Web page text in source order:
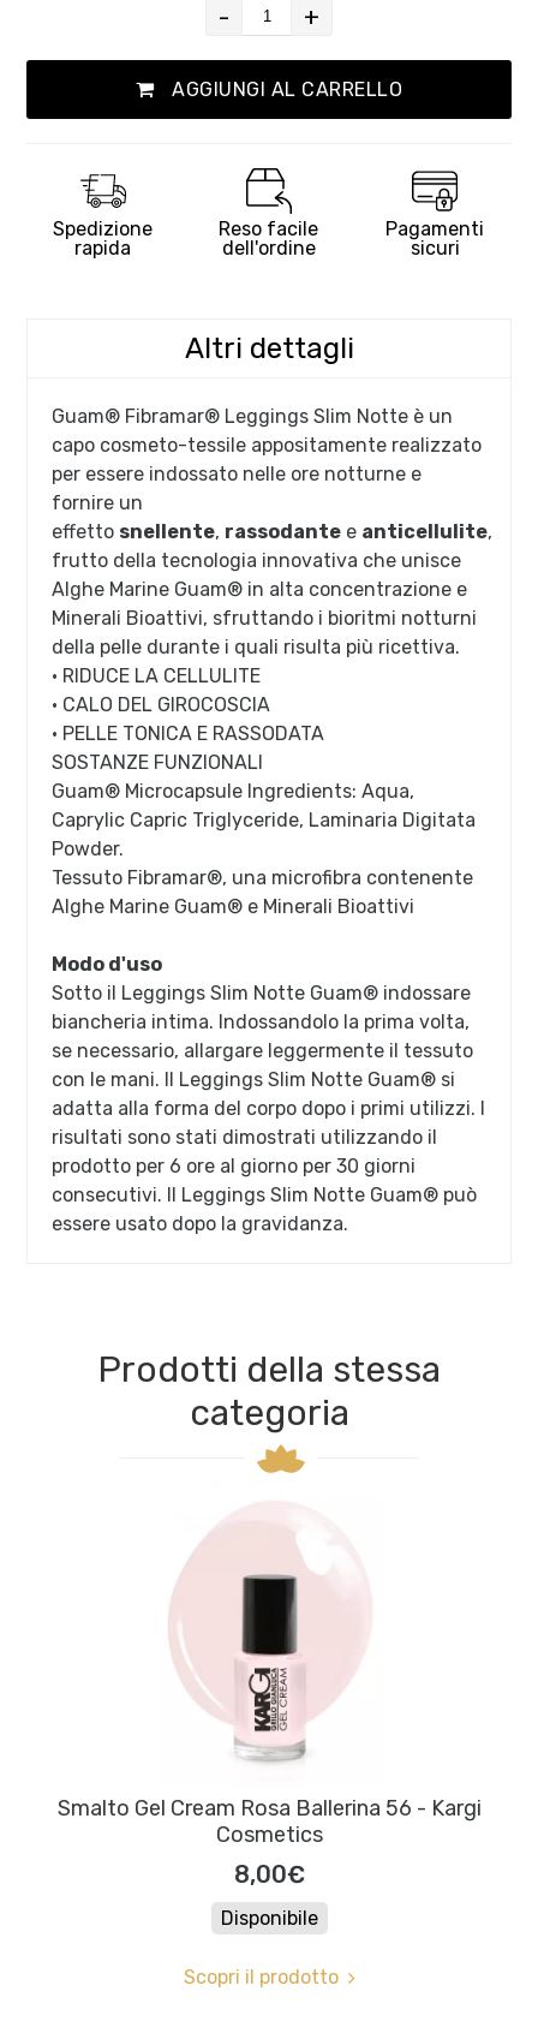
- +
AGGIUNGI AL CARRELLO
Spedizione
rapida
Reso facile
dell'ordine
Pagamenti
sicuri
Altri dettagli
Guam® Fibramar® Leggings Slim Notte è un
capo cosmeto-tessile appositamente realizzato
per essere indossato nelle ore notturne e
fornire un
effetto snellente, rassodante e anticellulite,
frutto della tecnologia innovativa che unisce
Alghe Marine Guam® in alta concentrazione e
Minerali Bioattivi, sfruttando i bioritmi notturni
della pelle durante i quali risulta più ricettiva.
• RIDUCE LA CELLULITE
• CALO DEL GIROCOSCIA
• PELLE TONICA E RASSODATA
SOSTANZE FUNZIONALI
Guam® Microcapsule Ingredients: Aqua,
Caprylic Capric Triglyceride, Laminaria Digitata
Powder.
Tessuto Fibramar®, una microfibra contenente
Alghe Marine Guam® e Minerali Bioattivi
Modo d'uso
Sotto il Leggings Slim Notte Guam® indossare
biancheria intima. Indossandolo la prima volta,
se necessario, allargare leggermente il tessuto
con le mani. Il Leggings Slim Notte Guam® si
adatta alla forma del corpo dopo i primi utilizzi. I
risultati sono stati dimostrati utilizzando il
prodotto per 6 ore al giorno per 30 giorni
consecutivi. Il Leggings Slim Notte Guam® può
essere usato dopo la gravidanza.
Prodotti della stessa
categoria
Smalto Gel Cream Rosa Ballerina 56 - Kargi
Cosmetics
8,00€
Disponibile
Scopri il prodotto